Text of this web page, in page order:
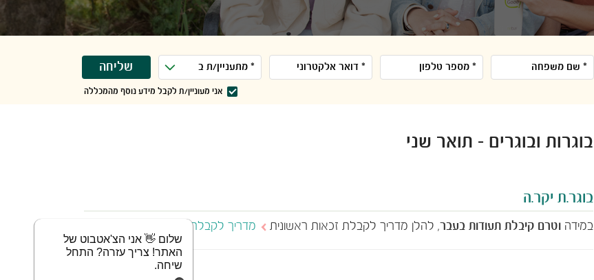
שליחה
אני מעוניין/ת לקבל מידע נוסף מהמכללה
בוגרות ובוגרים - תואר שני
בוגר.ת יקר.ה
במידה וטרם קיבלת תעודות בעבר, להלן מדריך לקבלת זכאות ראשונית ​ מדריך לקבלת זכאות ראשונית
שלום 👋 אני הצ'אטבוט של
האתר! צריך עזרה? התחל
שיחה.